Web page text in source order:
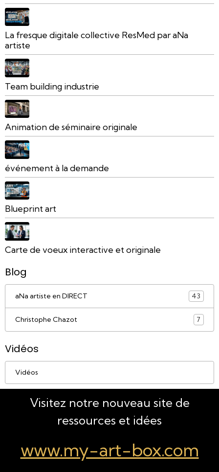
La fresque digitale collective ResMed par aNa
artiste
Team building industrie
Animation de séminaire originale
événement à la demande
Blueprint art
Carte de voeux interactive et originale
Blog
aNa artiste en DIRECT 43
Christophe Chazot 7
Vidéos
Vidéos
Visitez notre nouveau site de
ressources et idées
www.my-art-box.com